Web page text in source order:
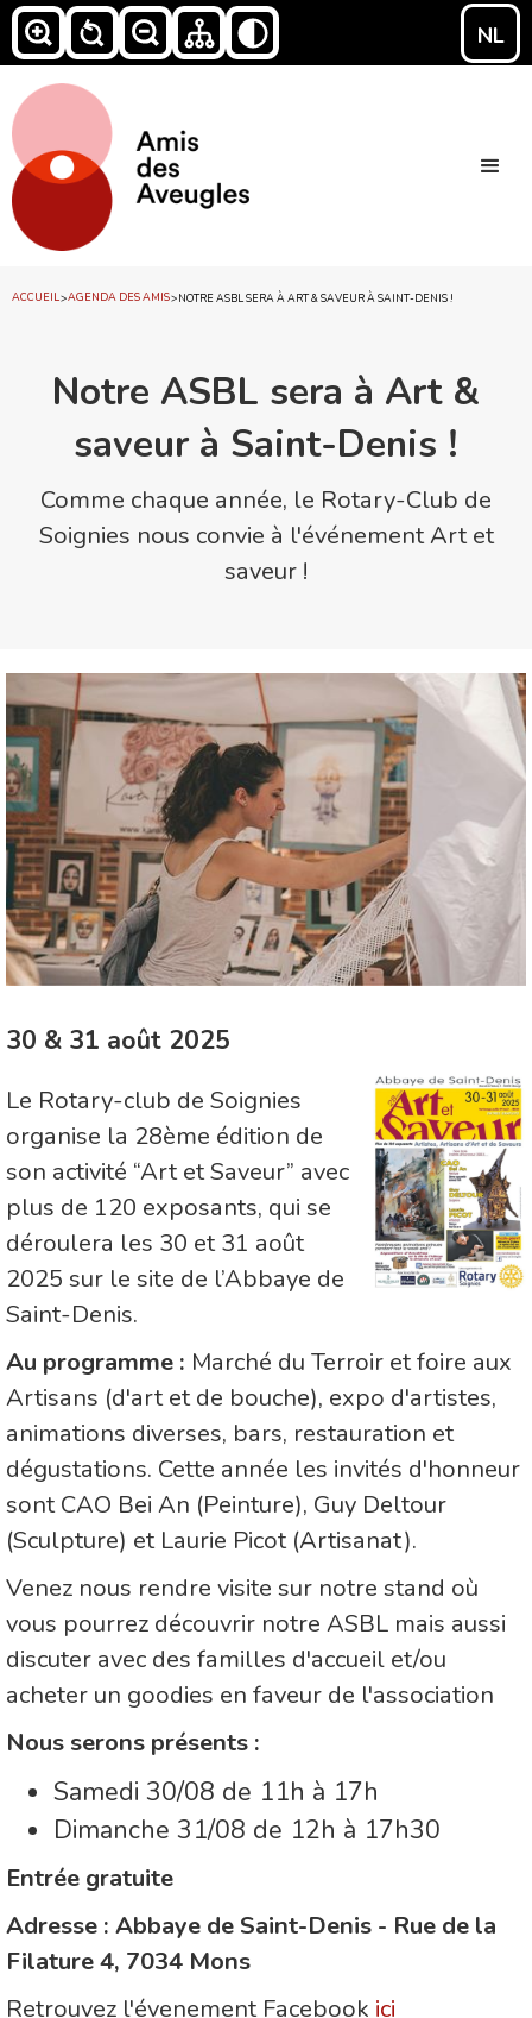
NL
ACCUEIL>AGENDA DES AMIS>NOTRE ASBL SERA À ART & SAVEUR À SAINT-DENIS !
Notre ASBL sera à Art &
saveur à Saint-Denis !
Comme chaque année, le Rotary-Club de
Soignies nous convie à l'événement Art et
saveur !
30 & 31 août 2025
Le Rotary-club de Soignies
organise la 28ème édition de
son activité “Art et Saveur” avec
plus de 120 exposants, qui se
déroulera les 30 et 31 août
2025 sur le site de l’Abbaye de
Saint-Denis.
Au programme : Marché du Terroir et foire aux
Artisans (d'art et de bouche), expo d'artistes,
animations diverses, bars, restauration et
dégustations. Cette année les invités d'honneur
sont CAO Bei An (Peinture), Guy Deltour
(Sculpture) et Laurie Picot (Artisanat).
Venez nous rendre visite sur notre stand où
vous pourrez découvrir notre ASBL mais aussi
discuter avec des familles d'accueil et/ou
acheter un goodies en faveur de l'association
Nous serons présents :
Samedi 30/08 de 11h à 17h
Dimanche 31/08 de 12h à 17h30
Entrée gratuite
Adresse : Abbaye de Saint-Denis - Rue de la
Filature 4, 7034 Mons
Retrouvez l'évenement Facebook ici